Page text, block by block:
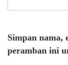
Simpan nama,
peramban ini